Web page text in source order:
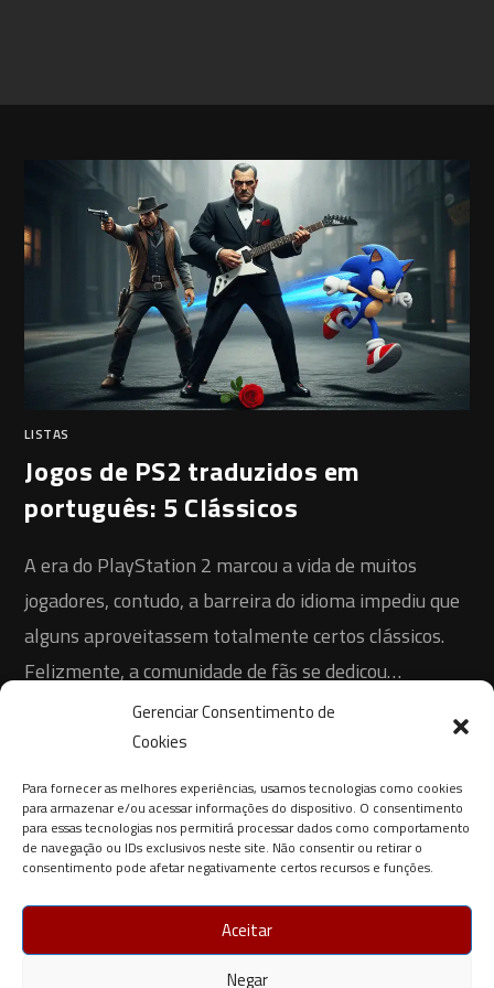
Gerenciar Consentimento de
Cookies
Para fornecer as melhores experiências, usamos tecnologias como cookies
para armazenar e/ou acessar informações do dispositivo. O consentimento
para essas tecnologias nos permitirá processar dados como comportamento
de navegação ou IDs exclusivos neste site. Não consentir ou retirar o
consentimento pode afetar negativamente certos recursos e funções.
Aceitar
Negar
LISTAS
Jogos de PS2 traduzidos em
português: 5 Clássicos
A era do PlayStation 2 marcou a vida de muitos
jogadores, contudo, a barreira do idioma impediu que
alguns aproveitassem totalmente certos clássicos.
Felizmente, a comunidade de fãs se dedicou…
4 DE AGOSTO DE 2025